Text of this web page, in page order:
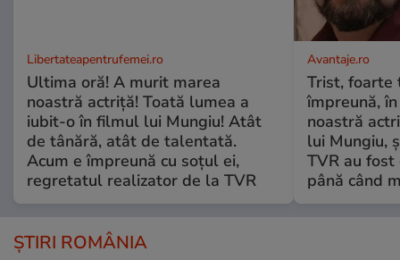
Libertateapentrufemei.ro
Ultima oră! A murit marea
noastră actriță! Toată lumea a
iubit-o în filmul lui Mungiu! Atât
de tânără, atât de talentată.
Acum e împreună cu soțul ei,
regretatul realizator de la TVR
Avantaje.ro
Trist, foarte
împreună,
noastră
lui Mungiu,
TVR au
până când
ȘTIRI ROMÂNIA